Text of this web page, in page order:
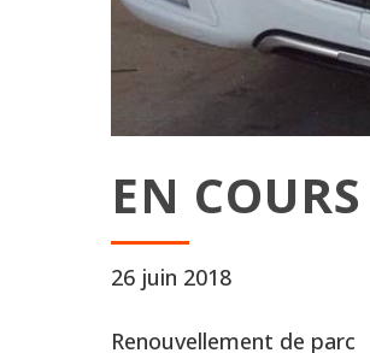
EN
26 juin 2018
Renouvellement de parc